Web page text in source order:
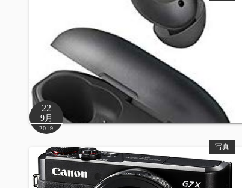
22
9月
2019
写真